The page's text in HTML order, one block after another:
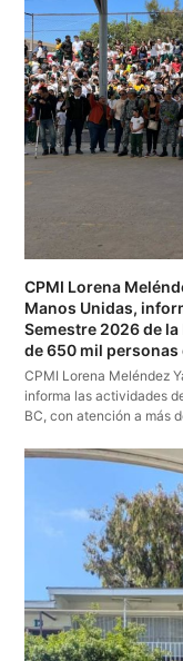
CPMI Lorena
Manos Unidas,
Semestre 2026 de
de 650 mil
CPMI Lorena Meléndez
informa las actividades
BC, con atención a más